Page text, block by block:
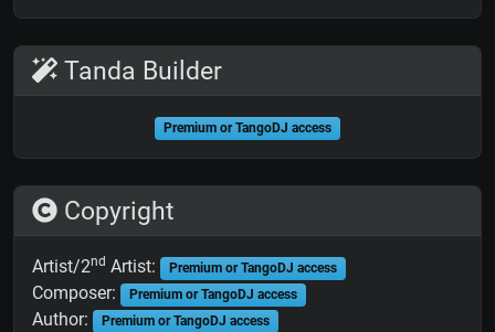
Tanda Builder
Premium or TangoDJ access
Copyright
Artist/2nd Artist: Premium or TangoDJ access
Composer: Premium or TangoDJ access
Author: Premium or TangoDJ access